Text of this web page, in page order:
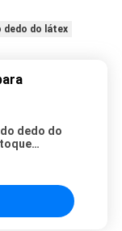
do látex
dedo do